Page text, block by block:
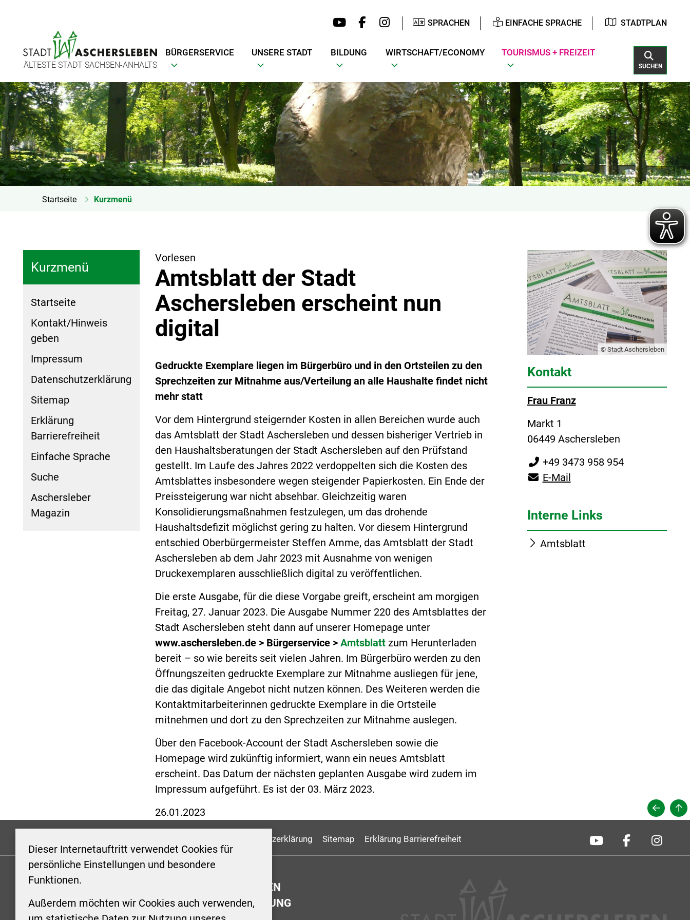
Dieser Internetauftritt verwendet Cookies für
persönliche Einstellungen und besondere
Funktionen.
Außerdem möchten wir Cookies auch verwenden,
SPRACHEN EINFACHE SPRACHE STADTPLAN
ÄLTESTE STADT SACHSEN-ANHALTS
BÜRGERSERVICE UNSERE STADT BILDUNG WIRTSCHAFT/ECONOMY TOURISMUS + FREIZEIT
SUCHEN
Startseite Kurzmenü
Kurzmenü
Startseite
Kontakt/Hinweis
geben
Impressum
Datenschutzerklärung
Sitemap
Erklärung
Barrierefreiheit
Einfache Sprache
Suche
Aschersleber
Magazin
Vorlesen
Amtsblatt der Stadt
Aschersleben erscheint nun
digital
Gedruckte Exemplare liegen im Bürgerbüro und in den Ortsteilen zu den
Sprechzeiten zur Mitnahme aus/Verteilung an alle Haushalte findet nicht
mehr statt
Vor dem Hintergrund steigernder Kosten in allen Bereichen wurde auch
das Amtsblatt der Stadt Aschersleben und dessen bisheriger Vertrieb in
den Haushaltsberatungen der Stadt Aschersleben auf den Prüfstand
gestellt. Im Laufe des Jahres 2022 verdoppelten sich die Kosten des
Amtsblattes insbesondere wegen steigender Papierkosten. Ein Ende der
Preissteigerung war nicht absehbar. Gleichzeitig waren
Konsolidierungsmaßnahmen festzulegen, um das drohende
Haushaltsdefizit möglichst gering zu halten. Vor diesem Hintergrund
entschied Oberbürgermeister Steffen Amme, das Amtsblatt der Stadt
Aschersleben ab dem Jahr 2023 mit Ausnahme von wenigen
Druckexemplaren ausschließlich digital zu veröffentlichen.
Die erste Ausgabe, für die diese Vorgabe greift, erscheint am morgigen
Freitag, 27. Januar 2023. Die Ausgabe Nummer 220 des Amtsblattes der
Stadt Aschersleben steht dann auf unserer Homepage unter
www.aschersleben.de> Bürgerservice > Amtsblattzum Herunterladen
bereit – so wie bereits seit vielen Jahren. Im Bürgerbüro werden zu den
Öffnungszeiten gedruckte Exemplare zur Mitnahme ausliegen für jene,
die das digitale Angebot nicht nutzen können. Des Weiteren werden die
Kontaktmitarbeiterinnen gedruckte Exemplare in die Ortsteile
mitnehmen und dort zu den Sprechzeiten zur Mitnahme auslegen.
Über den Facebook-Account der Stadt Aschersleben sowie die
Homepage wird zukünftig informiert, wann ein neues Amtsblatt
erscheint. Das Datum der nächsten geplanten Ausgabe wird zudem im
Impressum aufgeführt. Es ist der 03. März 2023.
26.01.2023
© Stadt Aschersleben
Kontakt
Frau Franz
Markt 1
06449 Aschersleben
+49 3473 958 954
E-Mail
Interne Links
Amtsblatt
Datenschutzerklärung Sitemap Erklärung Barrierefreiheit
KONTAKT
Stadt Aschersleben
ÖFFNUNGSZEITEN
STADTVERWALTUNG